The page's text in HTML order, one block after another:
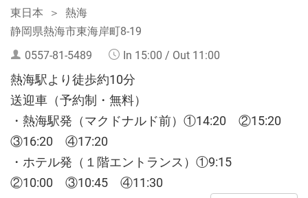
東日本
熱海
静岡県熱海市東海岸町8-19
0557-81-5489
In 15:00 / Out 11:00
熱海駅より徒歩約10分
送迎車（予約制・無料）
・熱海駅発（マクドナルド前）①14:20 ②15:20
③16:20 ④17:20
・ホテル発（１階エントランス）①9:15
②10:00 ③10:45 ④11:30